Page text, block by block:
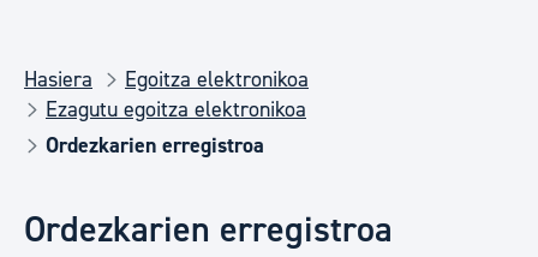
Hasiera
Egoitza elektronikoa
Ezagutu egoitza elektronikoa
Ordezkarien erregistroa
Ordezkarien erregistroa